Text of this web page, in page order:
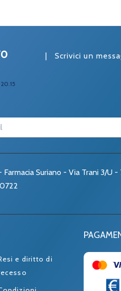
| Scrivici un
Farmacia Suriano - Via Trani 3/U -
e diritto di